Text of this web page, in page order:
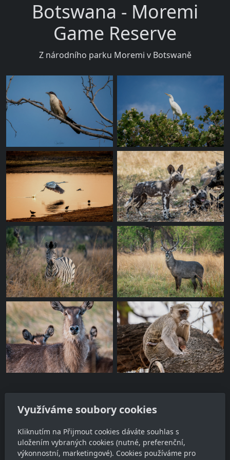
Botswana - Moremi
Game Reserve
Z národního parku Moremi v Botswaně
Ing. Jan Habětín
Vyšehořovice 98, 250 87 Vyšehořovice
Využíváme soubory cookies
Kliknutím na Přijmout cookies dáváte souhlas s
uložením vybraných cookies (nutné, preferenční,
výkonnostní, marketingové). Cookies používáme pro